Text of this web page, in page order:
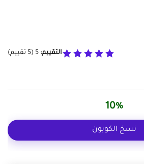
التقييم: 5
(
5 تقييم)
10%
نسخ الكوبون